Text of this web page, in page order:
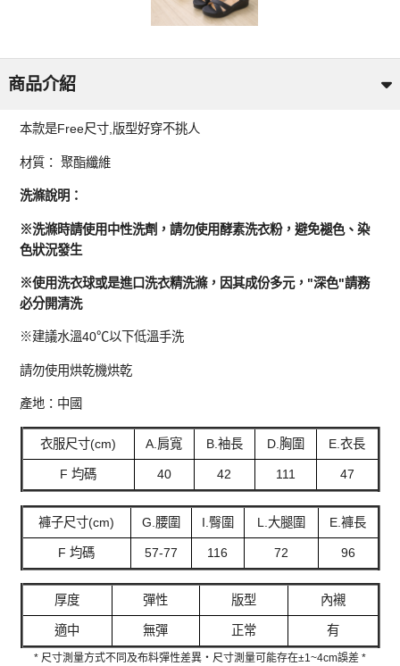
商品介紹
本款是Free尺寸,版型好穿不挑人
材質： 聚酯纖維
洗滌說明：
※洗滌時請使用中性洗劑，請勿使用酵素洗衣粉，避免褪色、染
色狀況發生
※使用洗衣球或是進口洗衣精洗滌，因其成份多元，"深色"請務
必分開清洗
※建議水溫40℃以下低溫手洗
請勿使用烘乾機烘乾
產地：中國
衣服尺寸(cm) A.肩寬 B.袖長 D.胸圍 E.衣長
F 均碼 40 42 111 47
褲子尺寸(cm) G.腰圍 I.臀圍 L.大腿圍 E.褲長
F 均碼 57-77 116 72 96
厚度 彈性 版型 內襯
適中 無彈 正常 有
* 尺寸測量方式不同及布料彈性差異‧尺寸測量可能存在±1~4cm誤差 *